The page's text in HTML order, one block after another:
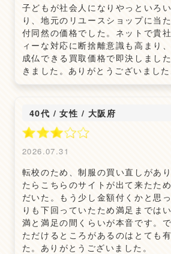
子どもが社会人になりやっといろ
り、地元のリユースショップに当
付同然の価格でした。ネットで貴
ィーな対応に断捨離意識も高まり
成仏できる買取価格で即決しまし
きました。ありがとうございました
40代 / 女性 / 大阪府
2026.07.31
転校のため、制服の買い直しがあ
たらこちらのサイトが出て来たた
だいた。もう少し金額付くかと思
りも下回っていたため満足までは
満と満足の間くらいが本音です。
ただけるところがあるのはとても
た。ありがとうございました。